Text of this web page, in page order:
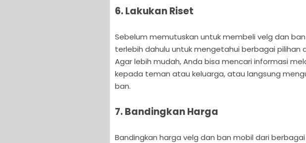
6. Lakukan Riset
Sebelum memutuskan untuk membeli velg dan
terlebih dahulu untuk mengetahui berbagai pilihan
Agar lebih mudah, Anda bisa mencari informasi
kepada teman atau keluarga, atau langsung
ban.
7. Bandingkan Harga
Bandingkan harga velg dan ban mobil dari